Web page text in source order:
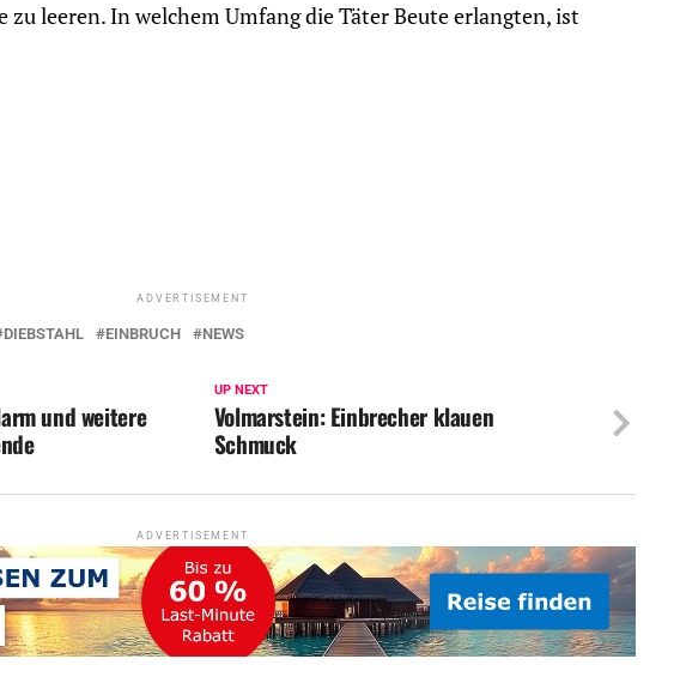
zu leeren. In welchem Umfang die Täter Beute erlangten, ist
ADVERTISEMENT
DIEBSTAHL EINBRUCH NEWS
UP NEXT
Volmarstein: Einbrecher klauen
Schmuck
und weitere
ADVERTISEMENT